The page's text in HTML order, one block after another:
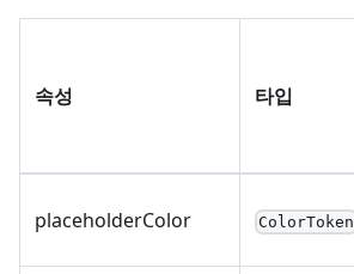
속성 타입
placeholderColor ColorToken